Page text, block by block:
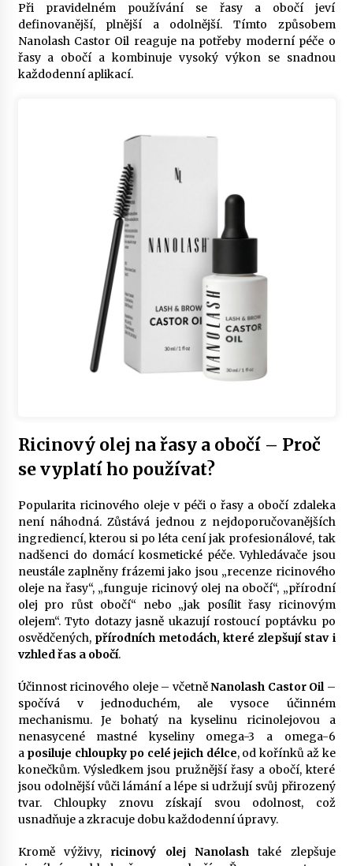
Při pravidelném používání se řasy a obočí jeví
definovanější, plnější a odolnější. Tímto způsobem
Nanolash Castor Oil reaguje na potřeby moderní péče o
řasy a obočí a kombinuje vysoký výkon se snadnou
každodenní aplikací.
Ricinový olej na řasy a obočí – Proč
se vyplatí ho používat?
Popularita ricinového oleje v péči o řasy a obočí zdaleka
není náhodná. Zůstává jednou z nejdoporučovanějších
ingrediencí, kterou si po léta cení jak profesionálové, tak
nadšenci do domácí kosmetické péče. Vyhledávače jsou
neustále zaplněny frázemi jako jsou „recenze ricinového
oleje na řasy“, „funguje ricinový olej na obočí“, „přírodní
olej pro růst obočí“ nebo „jak posílit řasy ricinovým
olejem“. Tyto dotazy jasně ukazují rostoucí poptávku po
osvědčených, přírodních metodách, které zlepšují stav i
vzhled řas a obočí.
Účinnost ricinového oleje – včetněNanolash Castor Oil–
spočívá v jednoduchém, ale vysoce účinném
mechanismu. Je bohatý na kyselinu ricinolejovou a
nenasycené mastné kyseliny omega-3 a omega-6
a posiluje chloupky po celé jejich délce, od kořínků až ke
konečkům. Výsledkem jsou pružnější řasy a obočí, které
jsou odolnější vůči lámání a lépe si udržují svůj přirozený
tvar. Chloupky znovu získají svou odolnost, což
usnadňuje a zkracuje dobu každodenní úpravy.
Kromě výživy, ricinový olej Nanolashtaké zlepšuje